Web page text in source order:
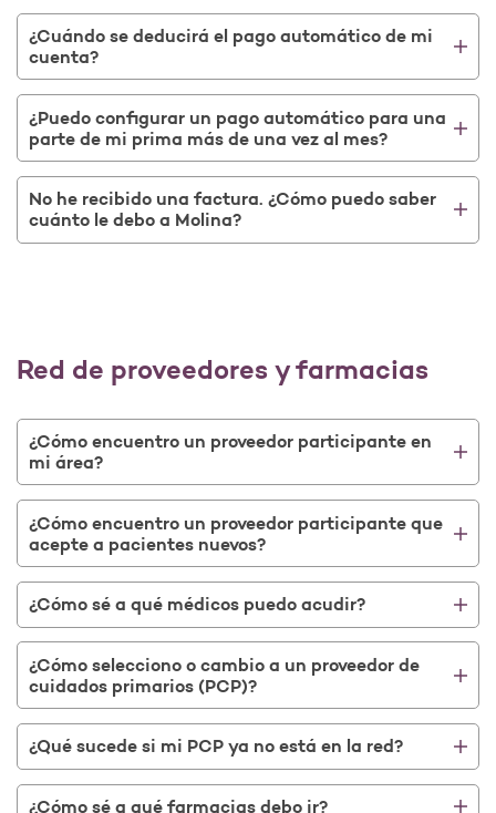
¿Cuándo se deducirá el pago automático de mi
cuenta?
¿Puedo configurar un pago automático para una
parte de mi prima más de una vez al mes?
No he recibido una factura. ¿Cómo puedo saber
cuánto le debo a Molina?
Red de proveedores y farmacias
¿Cómo encuentro un proveedor participante en
mi área?
¿Cómo encuentro un proveedor participante que
acepte a pacientes nuevos?
¿Cómo sé a qué médicos puedo acudir?
¿Cómo selecciono o cambio a un proveedor de
cuidados primarios (PCP)?
¿Qué sucede si mi PCP ya no está en la red?
¿Cómo sé a qué farmacias debo ir?